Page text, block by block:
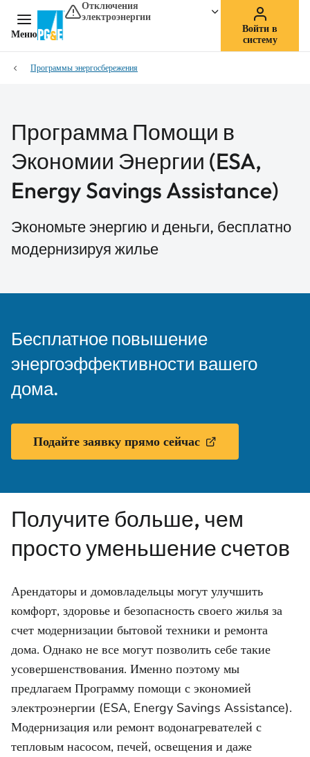
Меню
Отключения
электроэнергии
Войти в
систему
Программы энергосбережения
Программа Помощи в
Экономии Энергии (ESA,
Energy Savings Assistance)
Экономьте энергию и деньги, бесплатно
модернизируя жилье
Бесплатное повышение
энергоэффективности вашего
дома.
Подайте заявку прямо сейчас
Получите больше, чем
просто уменьшение счетов
Арендаторы и домовладельцы могут улучшить
комфорт, здоровье и безопасность своего жилья за
счет модернизации бытовой техники и ремонта
дома. Однако не все могут позволить себе такие
усовершенствования. Именно поэтому мы
предлагаем Программу помощи с экономией
электроэнергии (ESA, Energy Savings Assistance).
Модернизация или ремонт водонагревателей с
тепловым насосом, печей, освещения и даже